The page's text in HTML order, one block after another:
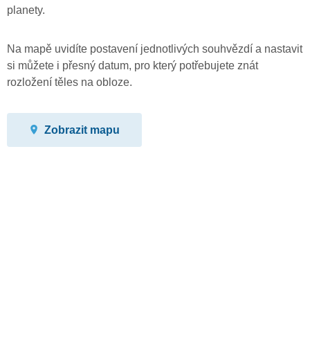
planety.
Na mapě uvidíte postavení jednotlivých souhvězdí a nastavit
si můžete i přesný datum, pro který potřebujete znát
rozložení těles na obloze.
Zobrazit mapu